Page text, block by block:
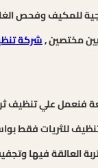
للمكيف وفحص
مختصين ,شركة
فنعمل علي تنظيف
للثريات فقط
العالقة فيها